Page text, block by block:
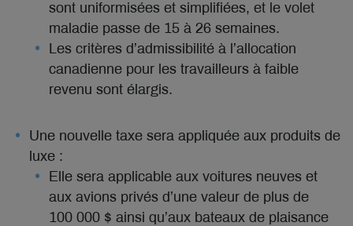
sont uniformisées et simplifiées, et le volet
maladie passe de 15 à 26 semaines.
Les critères d’admissibilité à l’allocation
canadienne pour les travailleurs à faible
revenu sont élargis.
Une nouvelle taxe sera appliquée aux produits de
luxe :
Elle sera applicable aux voitures neuves et
aux avions privés d’une valeur de plus de
100 000 $ ainsi qu’aux bateaux de plaisance